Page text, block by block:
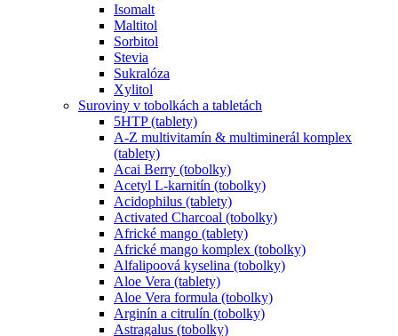
Isomalt
Maltitol
Sorbitol
Stevia
Sukralóza
Xylitol
Suroviny v tobolkách a tabletách
5HTP (tablety)
A-Z multivitamín & multiminerál komplex
(tablety)
Acai Berry (tobolky)
Acetyl L-karnitín (tobolky)
Acidophilus (tablety)
Activated Charcoal (tobolky)
Africké mango (tablety)
Africké mango komplex (tobolky)
Alfalipoová kyselina (tobolky)
Aloe Vera (tablety)
Aloe Vera formula (tobolky)
Arginín a citrulín (tobolky)
Astragalus (tobolky)